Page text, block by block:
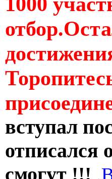
вступал
отписался
смогут !!! .